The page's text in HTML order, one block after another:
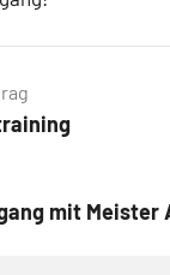
mit Meister